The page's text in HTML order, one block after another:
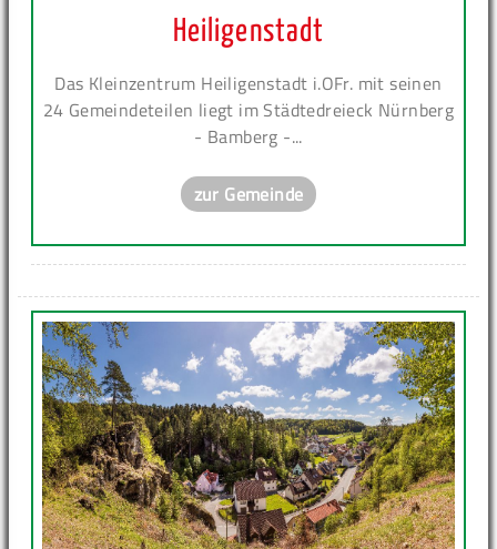
Heiligenstadt
Das Kleinzentrum Heiligenstadt i.OFr. mit seinen
24 Gemeindeteilen liegt im Städtedreieck Nürnberg
- Bamberg -...
zur Gemeinde